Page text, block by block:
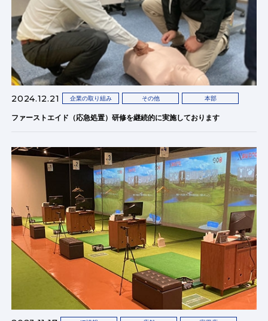
2024.12.21 企業の取り組み その他 本部
ファーストエイド（応急処置）研修を継続的に実施しております